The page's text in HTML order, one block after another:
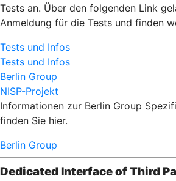
Tests an. Über den folgenden Link
Anmeldung für die Tests und finden
Tests und Infos
Tests und Infos
Berlin Group
NISP-Projekt
Informationen zur Berlin Group
finden Sie hier.
Berlin Group
Dedicated Interface of Third